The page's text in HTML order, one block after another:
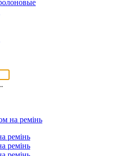
на ремінь